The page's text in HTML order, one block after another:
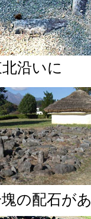
沿いに
の配石が